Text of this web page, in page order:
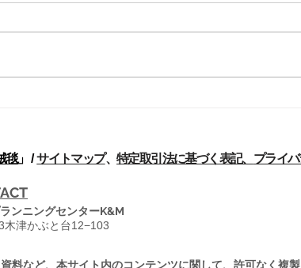
め糸が用いられた絨毯にのみ関税
といえば1927年6月のドイツの輸
毯」 /サイトマップ、特定取引法に基づく表記、 プライ
ンニングセンターK&M
津かぶと台12−103
料など、本サイト内のコンテンツに関して、許可なく複